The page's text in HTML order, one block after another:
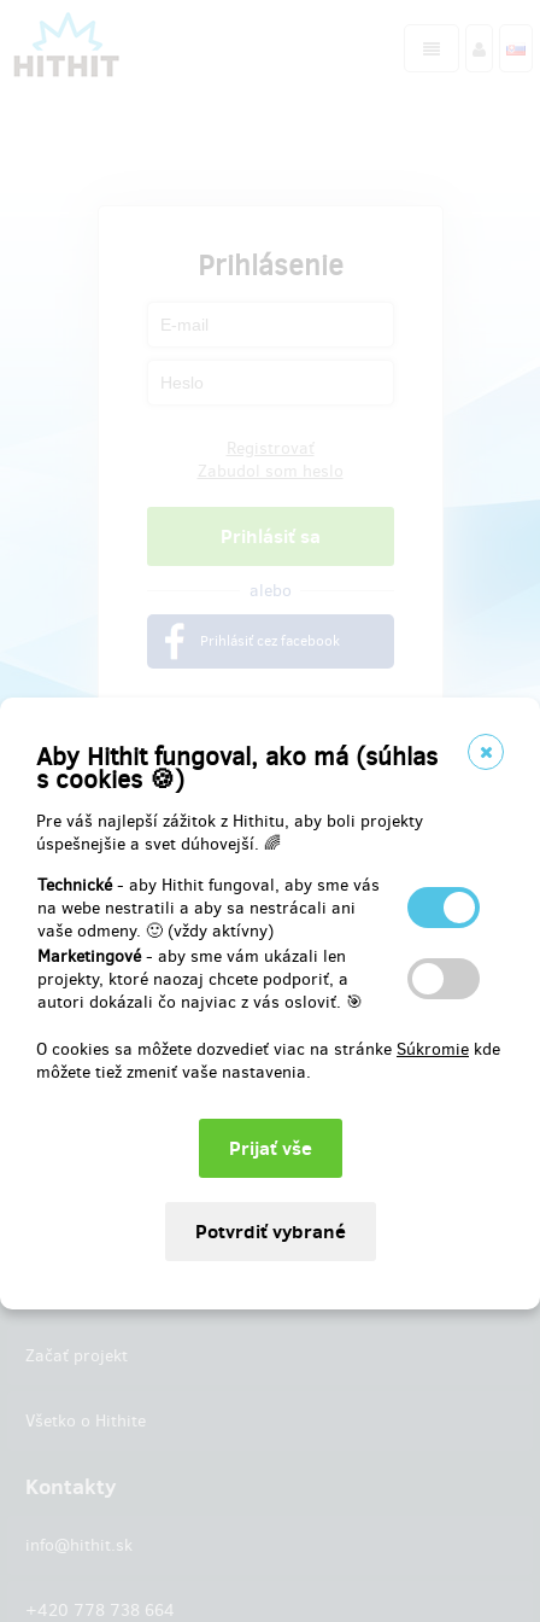
Aby Hithit fungoval, ako má (súhlas
s cookies 🍪)
Pre váš najlepší zážitok z Hithitu, aby boli projekty
úspešnejšie a svet dúhovejší. 🌈
Technické- aby Hithit fungoval, aby sme vás
na webe nestratili a aby sa nestrácali ani
vaše odmeny. 🙂 (vždy aktívny)
Marketingové- aby sme vám ukázali len
projekty, ktoré naozaj chcete podporiť, a
autori dokázali čo najviac z vás osloviť. 🎯
O cookies sa môžete dozvedieť viac na stránke Súkromie kde
môžete tiež zmeniť vaše nastavenia.
Prihlásenie
alebo
Prihlásiť cez facebook
Najdete nás na
Začať projekt
Všetko o Hithite
Kontakty
info@hithit.sk
+420 778 738 664